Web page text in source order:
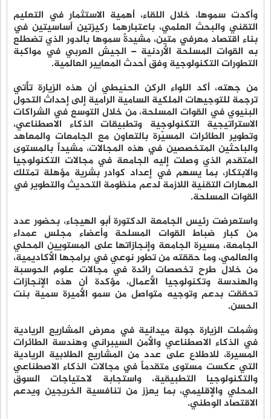
وأكدت سموها، خلال اللقاء، أهمية الاستثمار في التعليم
التقني والبحث العلمي، باعتبارهما ركيزتين أساسيتين في
بناء اقتصاد معرفي متين، مشيدةً سموها بالدور الذي تضطلع
به القوات المسلحة الأردنية – الجيش العربي في مواكبة
التطورات التكنولوجية وفق أحدث المعايير العالمية.
من جهته، أكد اللواء الركن الحنيطي أن هذه الزيارة تأتي
ترجمة للتوجيهات الملكية السامية الرامية إلى إحداث التحول
البنيوي في القوات المسلحة، من خلال التوسع في الشراكات
الاستراتيجية التكنولوجية وتطبيقات الذكاء الاصطناعي،
وتطوير الطائرات المسيّرة بالتعاون مع الجامعات والمعاهد
والباحثين المتخصصين في هذه المجالات، مشيداً بالمستوى
المتقدم الذي وصلت إليه الجامعة في مجالات التكنولوجيا
والابتكار، بما يسهم في إعداد كوادر بشرية مؤهلة تمتلك
المهارات التقنية اللازمة لدعم منظومة التحديث والتطوير في
القوات المسلحة.
واستعرضت رئيس الجامعة الدكتورة أبو الهيجاء، بحضور عدد
من كبار ضباط القوات المسلحة وأعضاء مجلس عمداء
الجامعة، مسيرة الجامعة وإنجازاتها على المستويين المحلي
والعالمي، وما حققته من تطور نوعي في برامجها الأكاديمية،
من خلال طرح تخصصات رائدة في مجالات علوم الحوسبة
والهندسة وتكنولوجيا الأعمال، مؤكدة أن هذه الإنجازات
تحققت بدعم وتوجيه متواصل من سمو الأميرة سمية بنت
الحسن.
وشملت الزيارة جولة ميدانية في معرض المشاريع الريادية
في الذكاء الاصطناعي والأمن السيبراني وهندسة الطائرات
المسيرة، للاطلاع على عدد من المشاريع الطلابية الريادية
التي عكست مستوى متقدماً في مجالات الذكاء الاصطناعي
والتكنولوجيا التطبيقية، واستجابة لاحتياجات السوق
المحلي والإقليمي، بما يعزز من تنافسية الخريجين ويدعم
الاقتصاد الوطني.